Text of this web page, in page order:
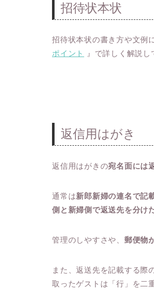
招待状本状
招待状本状の書き方や文例
ポイント
』で詳しく解説し
返信用はがき
返信用はがきの宛名面には
通常は新郎新婦の連名で記
側と新婦側で返送先を分け
管理のしやすさや、 郵便物
また、返送先を記載する際
取ったゲストは「行」を二